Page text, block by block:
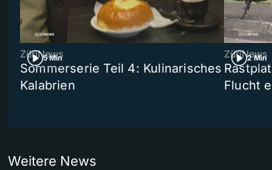
5 Min
ZüriNews
Sommerserie Teil 4: Kulinarisches
Kalabrien
2 Min
ZüriNews
Flucht
Weitere News